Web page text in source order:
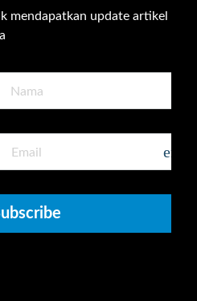
mendapatkan update artikel